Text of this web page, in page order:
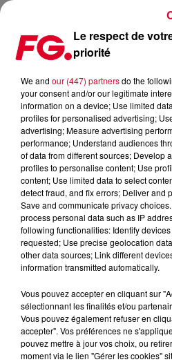
« ARTISTES À LA UNE,
Publié : 21 janvier 2021 à 19h01
Le respect de
priorité
We and our (447) partnersdo the
your consent and/or our legitimate
information on a device; Use limited
profiles for personalised advertising;
advertising; Measure advertising
performance; Understand audiences
of data from different sources; Develop
profiles to personalise content; Use
content; Use limited data to select
detect fraud, and fix errors; Deliver and
Save and communicate privacy
process personal data such as IP
following functionalities: Identify
requested; Use precise geolocation
other data sources; Link different
information transmitted automatically.
Vous pouvez accepter en cliquant sur
sélectionnant les finalités et/ou
Vous pouvez également refuser en
accepter". Vos préférences ne
pouvez mettre à jour vos choix, ou
moment via le lien "Gérer les cookies"